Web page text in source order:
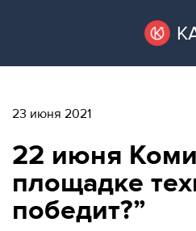
ВАКАНТНЫЕ ПЛОЩАДИ
ТЕХНОПАРК
АРЕНДА ПОМЕЩЕНИЙ
ВАКАНТНЫЕ
ТЕХНОПАРК
КОНФЕРЕНЦ-
23 июня 2021
22 июня
площадке
победит?”